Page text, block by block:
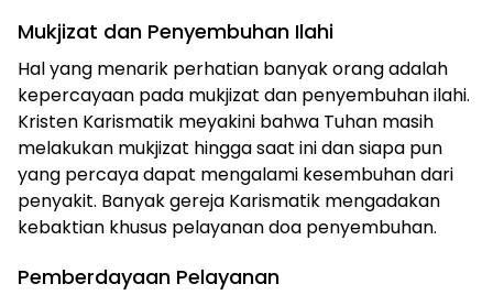
Mukjizat dan Penyembuhan Ilahi
Hal yang menarik perhatian banyak orang adalah
kepercayaan pada mukjizat dan penyembuhan ilahi.
Kristen Karismatik meyakini bahwa Tuhan masih
melakukan mukjizat hingga saat ini dan siapa pun
yang percaya dapat mengalami kesembuhan dari
penyakit. Banyak gereja Karismatik mengadakan
kebaktian khusus pelayanan doa penyembuhan.
Pemberdayaan Pelayanan